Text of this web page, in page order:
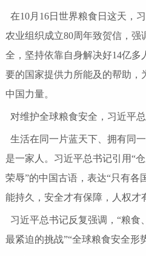
在10月16日世界粮食日这天，
农业组织成立80周年致贺信，强
全，坚持依靠自身解决好14亿多
要的国家提供力所能及的帮助，
中国力量。
对维护全球粮食安全，习近平
生活在同一片蓝天下、拥有同
是一家人。习近平总书记引用“
荣辱”的中国古语，表达“只有各
能持久，安全才有保障，人权才
习近平总书记反复强调，“粮食
最紧迫的挑战”“全球粮食安全形